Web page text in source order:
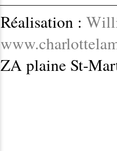
Réalisation :
ZA plaine St-